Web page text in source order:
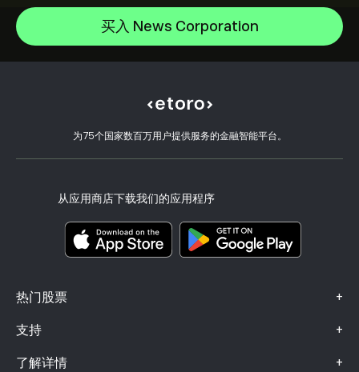
买入 News Corporation
为75个国家数百万用户提供服务的金融智能平台。
从应用商店下载我们的应用程序
热门股票 +
Lam Research Corp
Applied Materials Inc
支持 +
如何入金
如何出金
开设账户
客户端漏洞
了解详情 +
CopyTrading 简介
负责任交易
eToro Academy
选择 eToro 的理由
我们的办事处
风险披露
关键信息文档
投诉信息（FCA 客户）
投资保险